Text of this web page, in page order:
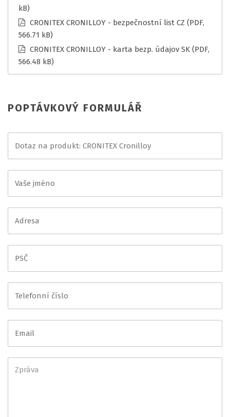
kB)
CRONITEX CRONILLOY - bezpečnostní list CZ (PDF,
566.71 kB)
CRONITEX CRONILLOY - karta bezp. údajov SK (PDF,
566.48 kB)
POPTÁVKOVÝ FORMULÁŘ